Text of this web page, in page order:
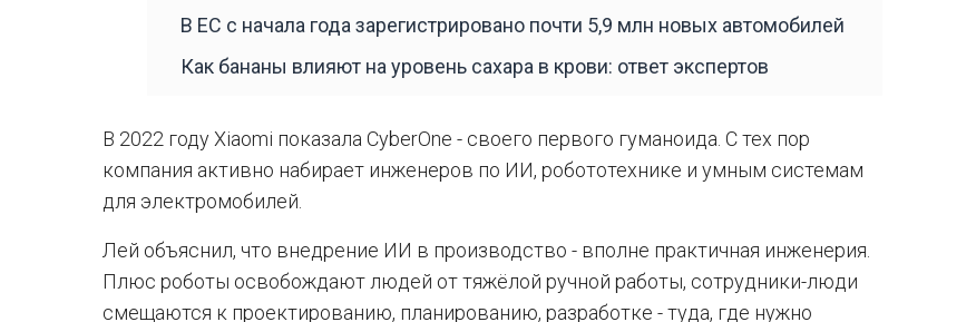
В ЕС с начала года зарегистрировано почти 5,9 млн новых автомобилей
Как бананы влияют на уровень сахара в крови: ответ экспертов
В 2022 году Xiaomi показала CyberOne - своего первого гуманоида. С тех пор
компания активно набирает инженеров по ИИ, робототехнике и умным системам
для электромобилей.
Лей объяснил, что внедрение ИИ в производство - вполне практичная инженерия.
Плюс роботы освобождают людей от тяжёлой ручной работы, сотрудники-люди
смещаются к проектированию, планированию, разработке - туда, где нужно